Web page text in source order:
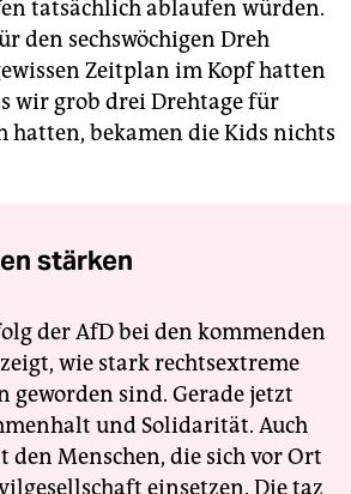
tatsächlich ablaufen würden.
den sechswöchigen Dreh
Zeitplan im Kopf hatten
wir grob drei Drehtage für
hatten, bekamen die Kids nichts
stärken
der AfD bei den kommenden
wie stark rechtsextreme
geworden sind. Gerade jetzt
und Solidarität. Auch
Menschen, die sich vor Ort
einsetzen. Die taz